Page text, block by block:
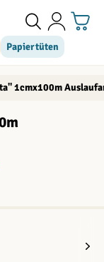
Papiertüten
1cmx100m